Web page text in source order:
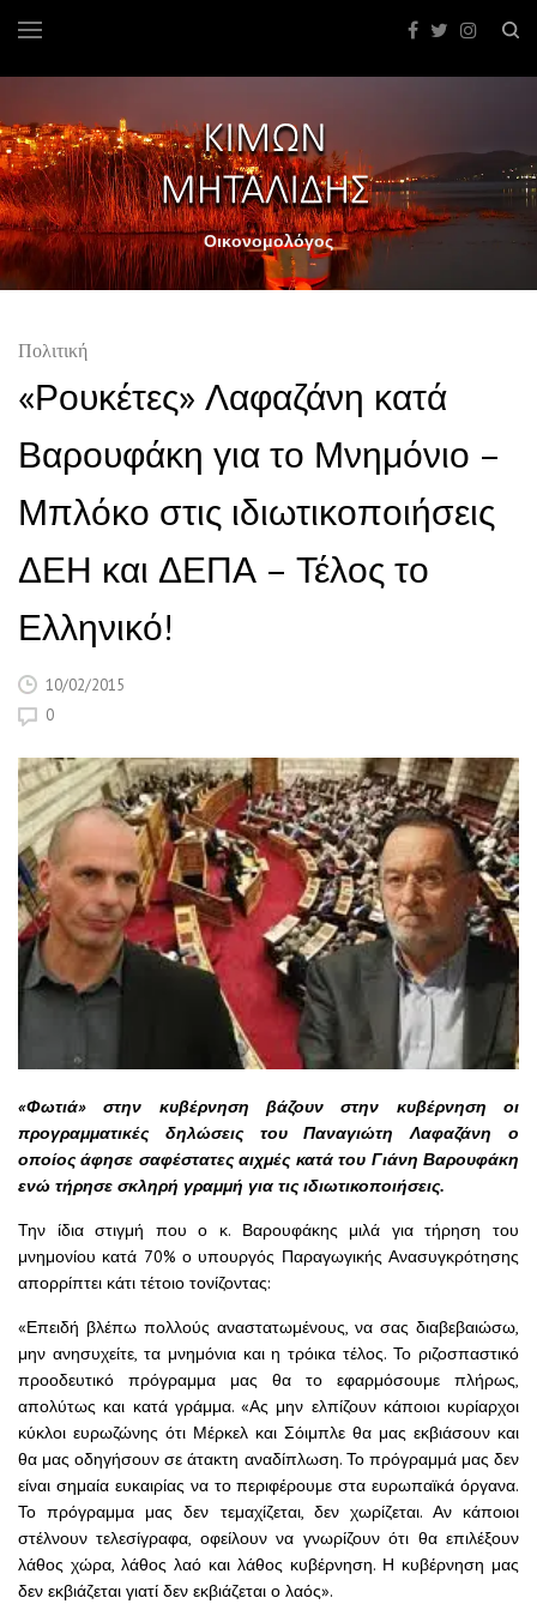
Οικονομολόγος
Πολιτική
«Ρουκέτες» Λαφαζάνη κατά
Βαρουφάκη για το Μνημόνιο –
Μπλόκο στις ιδιωτικοποιήσεις
ΔΕΗ και ΔΕΠΑ – Τέλος το
Ελληνικό!
10/02/2015
0
«Φωτιά» στην κυβέρνηση βάζουν στην κυβέρνηση οι
προγραμματικές δηλώσεις του Παναγιώτη Λαφαζάνη ο
οποίος άφησε σαφέστατες αιχμές κατά του Γιάνη Βαρουφάκη
ενώ τήρησε σκληρή γραμμή για τις ιδιωτικοποιήσεις.
Την ίδια στιγμή που ο κ. Βαρουφάκης μιλά για τήρηση του
μνημονίου κατά 70% ο υπουργός Παραγωγικής Ανασυγκρότησης
απορρίπτει κάτι τέτοιο τονίζοντας:
«Επειδή βλέπω πολλούς αναστατωμένους, να σας διαβεβαιώσω,
μην ανησυχείτε, τα μνημόνια και η τρόικα τέλος. Το ριζοσπαστικό
προοδευτικό πρόγραμμα μας θα το εφαρμόσουμε πλήρως,
απολύτως και κατά γράμμα. «Ας μην ελπίζουν κάποιοι κυρίαρχοι
κύκλοι ευρωζώνης ότι Μέρκελ και Σόιμπλε θα μας εκβιάσουν και
θα μας οδηγήσουν σε άτακτη αναδίπλωση. Το πρόγραμμά μας δεν
είναι σημαία ευκαιρίας να το περιφέρουμε στα ευρωπαϊκά όργανα.
Το πρόγραμμα μας δεν τεμαχίζεται, δεν χωρίζεται. Αν κάποιοι
στέλνουν τελεσίγραφα, οφείλουν να γνωρίζουν ότι θα επιλέξουν
λάθος χώρα, λάθος λαό και λάθος κυβέρνηση. Η κυβέρνηση μας
δεν εκβιάζεται γιατί δεν εκβιάζεται ο λαός».